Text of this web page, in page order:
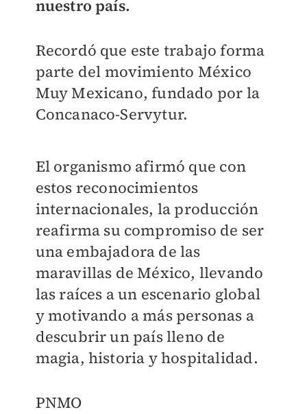
nuestro país.
Recordó que este trabajo forma
parte del movimiento México
Muy Mexicano, fundado por la
Concanaco-Servytur.
El organismo afirmó que con
estos reconocimientos
internacionales, la producción
reafirma su compromiso de ser
una embajadora de las
maravillas de México, llevando
las raíces a un escenario global
y motivando a más personas a
descubrir un país lleno de
magia, historia y hospitalidad.
PNMO